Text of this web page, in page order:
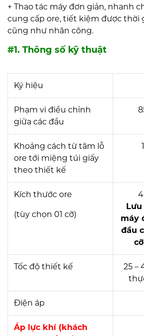
+ Thao tác máy đơn giản, nhanh
cung cấp ore, tiết kiệm được thời
cũng như nhân công.
#1. Thông số kỹ thuật
Ký hiệu
Phạm vi điều chỉnh
giữa các đầu
Khoảng cách từ tâm lỗ
ore tới miệng túi giấy
theo thiết kế
Kích thước ore
(tùy chọn 01 cỡ)
máy
đầu
Tốc độ thiết kế
25 –
Điện áp
Áp lực khí (khách